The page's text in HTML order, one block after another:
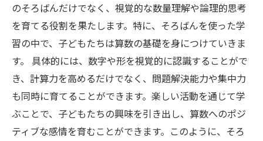
のそろばんだけでなく、視覚的な数量理解や論理的思考
を育てる役割を果たします。特に、そろばんを使った学
習の中で、子どもたちは算数の基礎を身につけていきま
す。 具体的には、数字や形を視覚的に認識することがで
き、計算力を高めるだけでなく、問題解決能力や集中力
も同時に育てることができます。楽しい活動を通じて学
ぶことで、子どもたちの興味を引き出し、算数へのポジ
ティブな感情を育むことができます。このように、そろ